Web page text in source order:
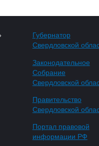
Губернатор
Свердловской
Законодательное
Собрание
Свердловской
Правительство
Свердловской
Портал правовой
информации РФ